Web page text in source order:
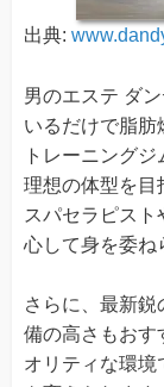
出典:
男のエステ ダ
いるだけで脂肪
トレーニング
理想の体型を目
スパセラピス
心して身を委ね
さらに、最新
備の高さもおす
オリティな環境